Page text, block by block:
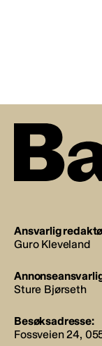
Ansvarlig
Guro Kleveland
Sture Bjørseth
Besøksadresse:
Fossveien 24,